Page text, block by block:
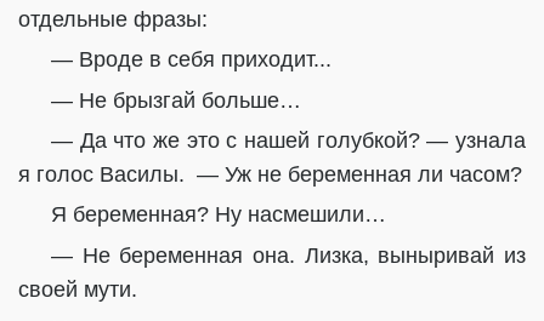
отдельные фразы:
— Вроде в себя приходит...
— Не брызгай больше…
— Да что же это с нашей голубкой? — узнала
я голос Василы. — Уж не беременная ли часом?
Я беременная? Ну насмешили…
— Не беременная она. Лизка, выныривай из
своей мути.